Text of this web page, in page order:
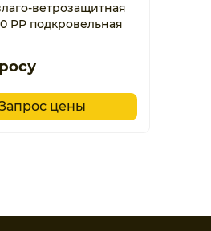
ветрозащитная
PP подкровельная
цены